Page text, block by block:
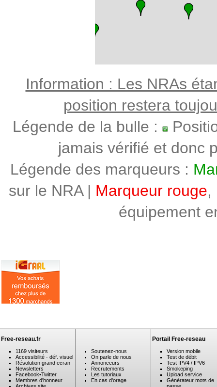
Information : Les NRAs
position restera
Légende de la bulle :
jamais vérifié et donc
Légende des marqueurs :
sur le NRA | Marqueur rouge,
équipement
Free-reseau.fr
1169 visiteurs
Accessibilité - déf. visuel
Résolution grand ecran
Newsletters
Facebook•Twitter
Membres d'honneur
Soutenez-nous
On parle de nous
Annonceurs
Recrutements
Les tutoriaux
En cas d'orage
Portail Free-reseau
Version mobile
Test de débit
Test IPV4 / IPV6
Smokeping
Upload service
Générateur mots de